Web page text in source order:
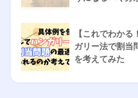
【これでわか
ガリー法で割当
を考えてみた